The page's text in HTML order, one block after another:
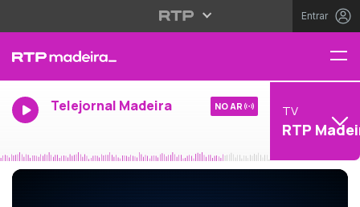
Entrar
Telejornal Madeira NO AR TV
RTP